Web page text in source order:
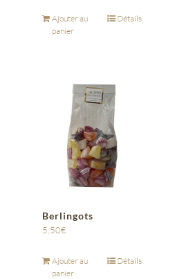
Ajouter au
panier
Détails
Berlingots
5,50€
Ajouter au
panier
Détails